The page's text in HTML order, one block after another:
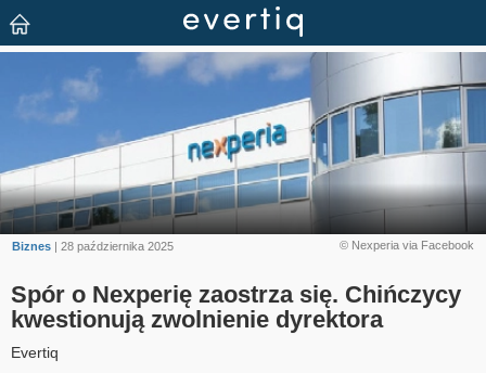
© Nexperia via Facebook
Biznes | 28 października 2025
Spór o Nexperię zaostrza się. Chińczycy
kwestionują zwolnienie dyrektora
Evertiq